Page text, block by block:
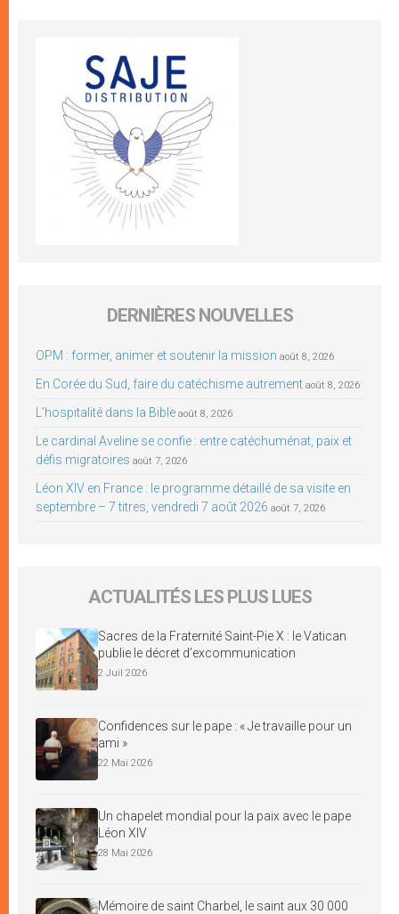
DERNIÈRES NOUVELLES
OPM : former, animer et soutenir la mission août 8, 2026
En Corée du Sud, faire du catéchisme autrement août 8, 2026
L’hospitalité dans la Bible août 8, 2026
Le cardinal Aveline se confie : entre catéchuménat, paix et
défis migratoires août 7, 2026
Léon XIV en France : le programme détaillé de sa visite en
septembre – 7 titres, vendredi 7 août 2026 août 7, 2026
ACTUALITÉS LES PLUS LUES
Sacres de la Fraternité Saint-Pie X : le Vatican
publie le décret d’excommunication
2 Juil 2026
Confidences sur le pape : « Je travaille pour un
ami »
22 Mai 2026
Un chapelet mondial pour la paix avec le pape
Léon XIV
28 Mai 2026
Mémoire de saint Charbel, le saint aux 30 000